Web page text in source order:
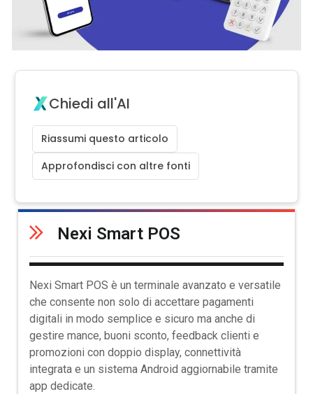
Chiedi all'AI
Riassumi questo articolo
Approfondisci con altre fonti
Nexi Smart POS
Nexi Smart POS è un terminale avanzato e versatile
che consente non solo di accettare pagamenti
digitali in modo semplice e sicuro ma anche di
gestire mance, buoni sconto, feedback clienti e
promozioni con doppio display, connettività
integrata e un sistema Android aggiornabile tramite
app dedicate.